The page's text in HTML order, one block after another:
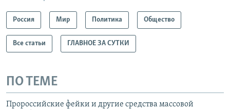
Россия Мир Политика Общество
Все статьи ГЛАВНОЕ ЗА СУТКИ
ПО ТЕМЕ
Пророссийские фейки и другие средства массовой